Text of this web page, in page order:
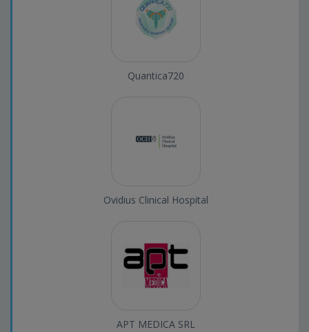
Quantica720
Ovidius Clinical Hospital
APT MEDICA SRL